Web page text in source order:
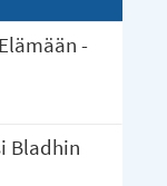
-
Bladhin